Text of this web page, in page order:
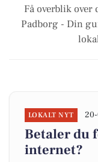
Få overblik over
Padborg - Din
LOKALT NYT
Betaler du
internet?